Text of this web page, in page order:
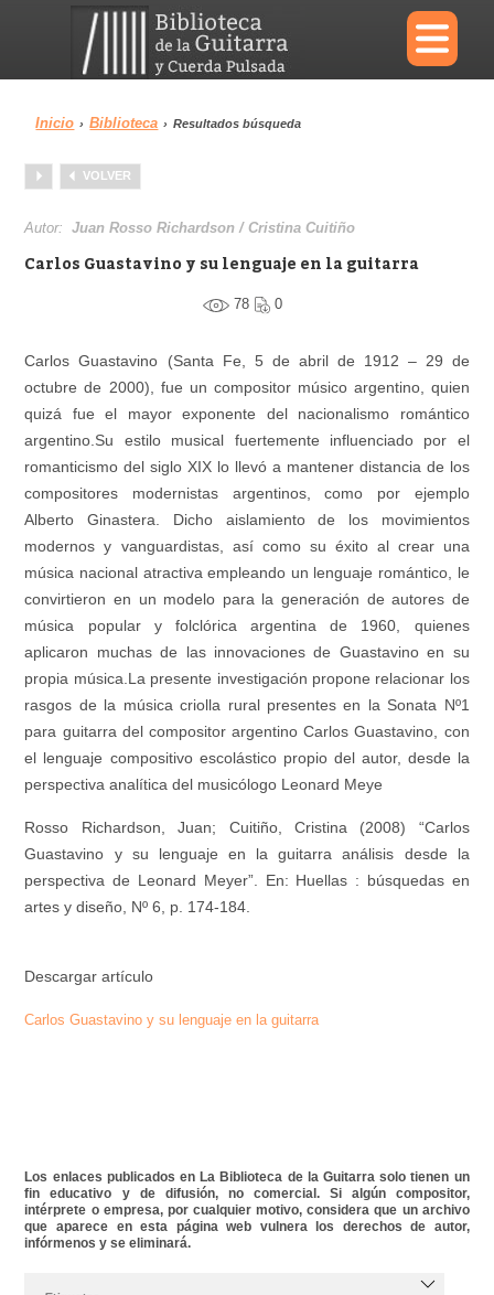
×
Menu
Biblioteca Diccionario
Inicio › Biblioteca › Resultados búsqueda
VOLVER
Autor:Juan Rosso Richardson / Cristina Cuitiño
Carlos Guastavino y su lenguaje en la guitarra
78 0
Carlos Guastavino (Santa Fe, 5 de abril de 1912 – 29 de
octubre de 2000), fue un compositor músico argentino, quien
quizá fue el mayor exponente del nacionalismo romántico
argentino.Su estilo musical fuertemente influenciado por el
romanticismo del siglo XIX lo llevó a mantener distancia de los
compositores modernistas argentinos, como por ejemplo
Alberto Ginastera. Dicho aislamiento de los movimientos
modernos y vanguardistas, así como su éxito al crear una
música nacional atractiva empleando un lenguaje romántico, le
convirtieron en un modelo para la generación de autores de
música popular y folclórica argentina de 1960, quienes
aplicaron muchas de las innovaciones de Guastavino en su
propia música.La presente investigación propone relacionar los
rasgos de la música criolla rural presentes en la Sonata Nº1
para guitarra del compositor argentino Carlos Guastavino, con
el lenguaje compositivo escolástico propio del autor, desde la
perspectiva analítica del musicólogo Leonard Meye
Rosso Richardson, Juan; Cuitiño, Cristina (2008) “Carlos
Guastavino y su lenguaje en la guitarra análisis desde la
perspectiva de Leonard Meyer”. En: Huellas : búsquedas en
artes y diseño , Nº 6, p. 174-184.
Descargar artículo
Carlos Guastavino y su lenguaje en la guitarra
Los enlaces publicados en La Biblioteca de la Guitarra solo tienen un
fin educativo y de difusión, no comercial. Si algún compositor,
intérprete o empresa, por cualquier motivo, considera que un archivo
que aparece en esta página web vulnera los derechos de autor,
infórmenos y se eliminará.